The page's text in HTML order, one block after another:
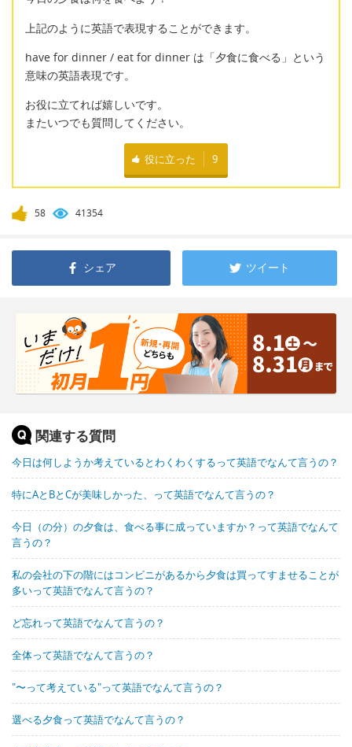
上記のように英語で表現することができます。
have for dinner / eat for dinner は「夕食に食べる」という
意味の英語表現です。
お役に立てれば嬉しいです。
またいつでも質問してください。
役に立った 9
58 41354
シェア ツイート
関連する質問
今日は何しようか考えているとわくわくするって英語でなんて言うの？
特にAとBとCが美味しかった、って英語でなんて言うの？
今日（の分）の夕食は、食べる事に成っていますか？って英語でなんて
言うの？
私の会社の下の階にはコンビニがあるから夕食は買ってすませることが
多いって英語でなんて言うの？
ど忘れって英語でなんて言うの？
全体って英語でなんて言うの？
"〜って考えている"って英語でなんて言うの？
選べる夕食って英語でなんて言うの？